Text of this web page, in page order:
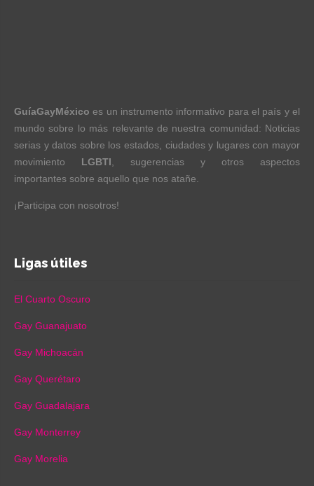
GuíaGayMéxico es un instrumento informativo para el país y el
mundo sobre lo más relevante de nuestra comunidad: Noticias
serias y datos sobre los estados, ciudades y lugares con mayor
movimiento LGBTI , sugerencias y otros aspectos
importantes sobre aquello que nos atañe.
¡Participa con nosotros!
Ligas útiles
El Cuarto Oscuro
Gay Guanajuato
Gay Michoacán
Gay Querétaro
Gay Guadalajara
Gay Monterrey
Gay Morelia